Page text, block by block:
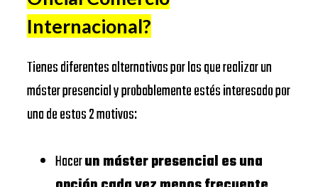
EADA
Business
School
https://www.eae.es/
Universidad
Rey Juan
https://www.urjc.es/
BUSINESS
SCHOOL
EADA
BUSINESS
UNIVERSIDAD
Internacional?
Tienes diferentes alternativas por las que realizar un
máster presencial y probablemente estés interesado por
una de estos 2 motivos:
Hacerun máster presencial es una